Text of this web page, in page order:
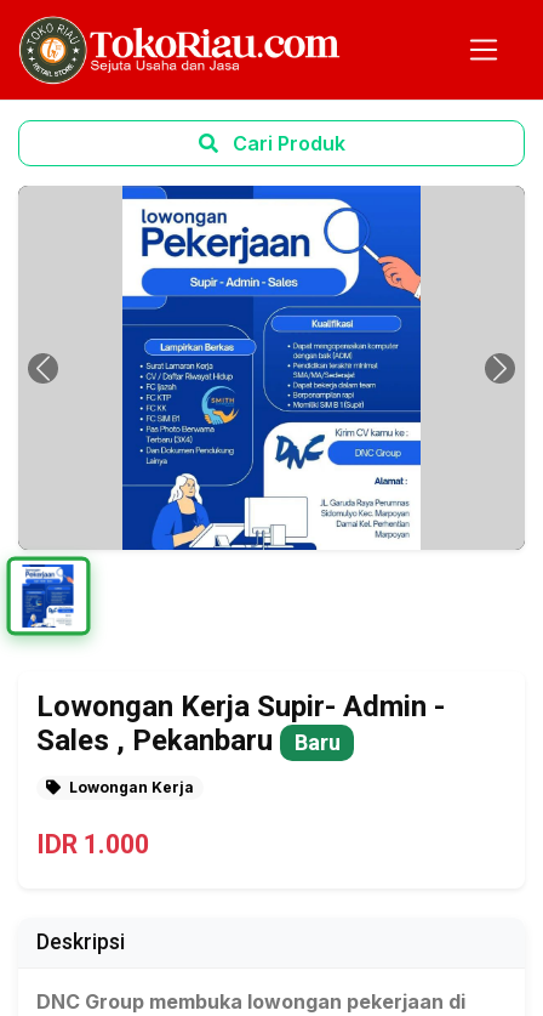
Cari Produk
Previous Next
Lowongan Kerja Supir- Admin -
Sales , Pekanbaru
Baru
Lowongan Kerja
IDR 1.000
Deskripsi
DNC Group membuka lowongan pekerjaan di